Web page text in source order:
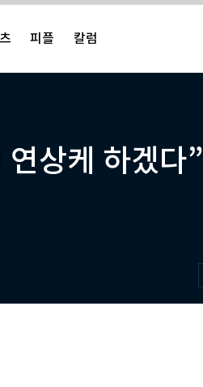
피플 칼럼
연상케 하겠다”